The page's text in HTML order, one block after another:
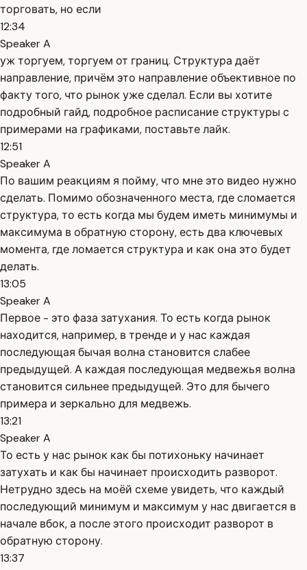
торговать, но если
12:34
Speaker A
уж торгуем, торгуем от границ. Структура даёт
направление, причём это направление объективное по
факту того, что рынок уже сделал. Если вы хотите
подробный гайд, подробное расписание структуры с
примерами на графиками, поставьте лайк.
12:51
Speaker A
По вашим реакциям я пойму, что мне это видео нужно
сделать. Помимо обозначенного места, где сломается
структура, то есть когда мы будем иметь минимумы и
максимума в обратную сторону, есть два ключевых
момента, где ломается структура и как она это будет
делать.
13:05
Speaker A
Первое - это фаза затухания. То есть когда рынок
находится, например, в тренде и у нас каждая
последующая бычая волна становится слабее
предыдущей. А каждая последующая медвежья волна
становится сильнее предыдущей. Это для бычего
примера и зеркально для медвежь.
13:21
Speaker A
То есть у нас рынок как бы потихоньку начинает
затухать и как бы начинает происходить разворот.
Нетрудно здесь на моёй схеме увидеть, что каждый
последующий минимум и максимум у нас двигается в
начале вбок, а после этого происходит разворот в
обратную сторону.
13:37